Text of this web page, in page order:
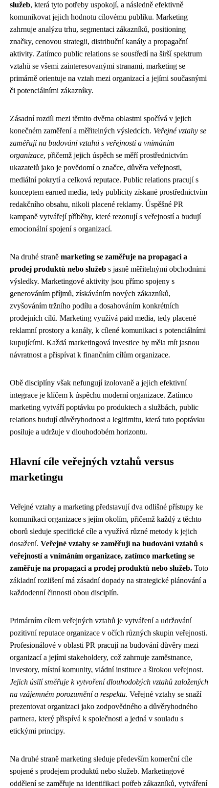
služeb, která tyto potřeby uspokojí, a následně efektivně
komunikovat jejich hodnotu cílovému publiku. Marketing
zahrnuje analýzu trhu, segmentaci zákazníků, positioning
značky, cenovou strategii, distribuční kanály a propagační
aktivity. Zatímco public relations se soustředí na širší spektrum
vztahů se všemi zainteresovanými stranami, marketing se
primárně orientuje na vztah mezi organizací a jejími současnými
či potenciálními zákazníky.
Zásadní rozdíl mezi těmito dvěma oblastmi spočívá v jejich
konečném zaměření a měřitelných výsledcích. Veřejné vztahy se
zaměřují na budování vztahů s veřejností a vnímáním
organizace, přičemž jejich úspěch se měří prostřednictvím
ukazatelů jako je povědomí o značce, důvěra veřejnosti,
mediální pokrytí a celková reputace. Public relations pracují s
konceptem earned media, tedy publicity získané prostřednictvím
redakčního obsahu, nikoli placené reklamy. Úspěšné PR
kampaně vytvářejí příběhy, které rezonují s veřejností a budují
emocionální spojení s organizací.
Na druhé straně marketing se zaměřuje na propagaci a
prodej produktů nebo služeb s jasně měřitelnými obchodními
výsledky. Marketingové aktivity jsou přímo spojeny s
generováním příjmů, získáváním nových zákazníků,
zvyšováním tržního podílu a dosahováním konkrétních
prodejních cílů. Marketing využívá paid media, tedy placené
reklamní prostory a kanály, k cílené komunikaci s potenciálními
kupujícími. Každá marketingová investice by měla mít jasnou
návratnost a přispívat k finančním cílům organizace.
Obě disciplíny však nefungují izolovaně a jejich efektivní
integrace je klíčem k úspěchu moderní organizace. Zatímco
marketing vytváří poptávku po produktech a službách, public
relations budují důvěryhodnost a legitimitu, která tuto poptávku
posiluje a udržuje v dlouhodobém horizontu.
Hlavní cíle veřejných vztahů versus
marketingu
Veřejné vztahy a marketing představují dva odlišné přístupy ke
komunikaci organizace s jejím okolím, přičemž každý z těchto
oborů sleduje specifické cíle a využívá různé metody k jejich
dosažení. Veřejné vztahy se zaměřují na budování vztahů s
veřejností a vnímáním organizace, zatímco marketing se
zaměřuje na propagaci a prodej produktů nebo služeb. Toto
základní rozlišení má zásadní dopady na strategické plánování a
každodenní činnosti obou disciplín.
Primárním cílem veřejných vztahů je vytváření a udržování
pozitivní reputace organizace v očích různých skupin veřejnosti.
Profesionálové v oblasti PR pracují na budování důvěry mezi
organizací a jejími stakeholdery, což zahrnuje zaměstnance,
investory, místní komunity, vládní instituce a širokou veřejnost.
Jejich úsilí směřuje k vytvoření dlouhodobých vztahů založených
na vzájemném porozumění a respektu. Veřejné vztahy se snaží
prezentovat organizaci jako zodpovědného a důvěryhodného
partnera, který přispívá k společnosti a jedná v souladu s
etickými principy.
Na druhé straně marketing sleduje především komerční cíle
spojené s prodejem produktů nebo služeb. Marketingové
oddělení se zaměřuje na identifikaci potřeb zákazníků, vytváření